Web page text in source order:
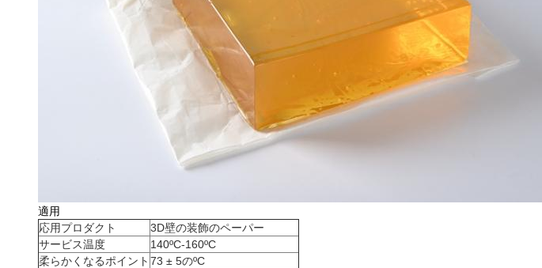
適用
応用プロダクト
3D壁の装飾のペーパー
サービス温度
140ºC-160ºC
柔らかくなるポイント 73 ± 5のºC